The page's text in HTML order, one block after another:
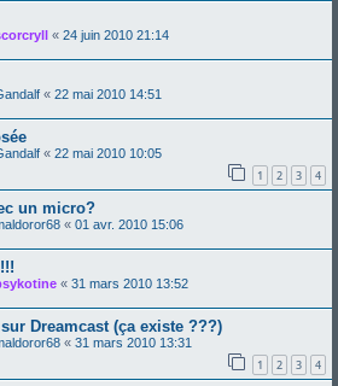
« 24 juin 2010 21:14
« 22 mai 2010 14:51
« 22 mai 2010 10:05
1 2 3 4
un micro?
« 01 avr. 2010 15:06
« 31 mars 2010 13:52
Dreamcast (ça existe ???)
« 31 mars 2010 13:31
1 2 3 4